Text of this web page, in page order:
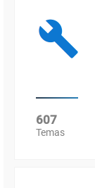
607
Temas